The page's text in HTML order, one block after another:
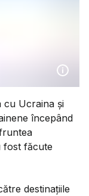
cu Ucraina şi
începând
fost făcute
destinaţiile